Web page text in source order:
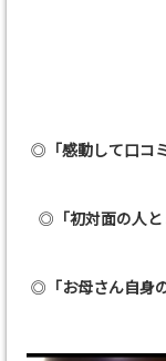
◎ 「感動して口コ
◎ 「初対面の人
◎ 「お母さん自身